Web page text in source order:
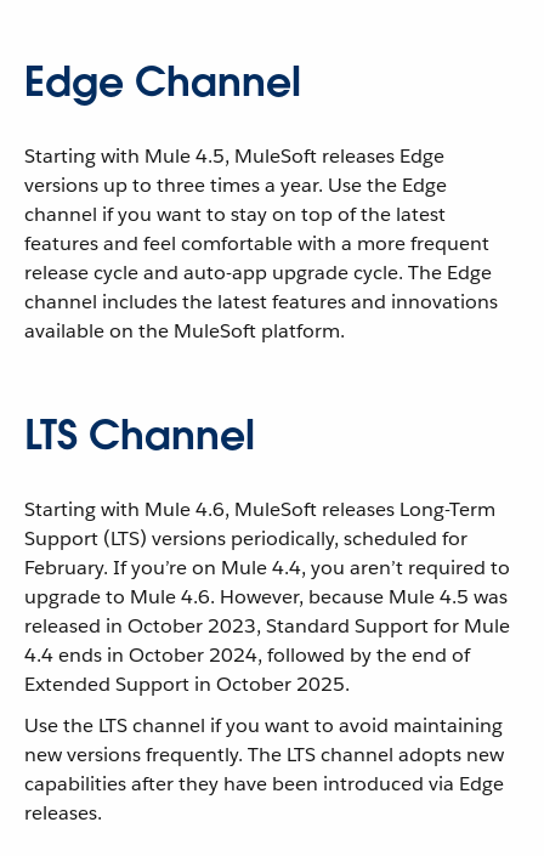
Edge Channel
Starting with Mule 4.5, MuleSoft releases Edge
versions up to three times a year. Use the Edge
channel if you want to stay on top of the latest
features and feel comfortable with a more frequent
release cycle and auto-app upgrade cycle. The Edge
channel includes the latest features and innovations
available on the MuleSoft platform.
LTS Channel
Starting with Mule 4.6, MuleSoft releases Long-Term
Support (LTS) versions periodically, scheduled for
February. If you’re on Mule 4.4, you aren’t required to
upgrade to Mule 4.6. However, because Mule 4.5 was
released in October 2023, Standard Support for Mule
4.4 ends in October 2024, followed by the end of
Extended Support in October 2025.
Use the LTS channel if you want to avoid maintaining
new versions frequently. The LTS channel adopts new
capabilities after they have been introduced via Edge
releases.